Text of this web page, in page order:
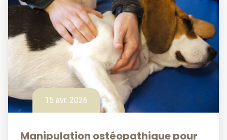
15 avr. 2026
Manipulation ostéopathique pour